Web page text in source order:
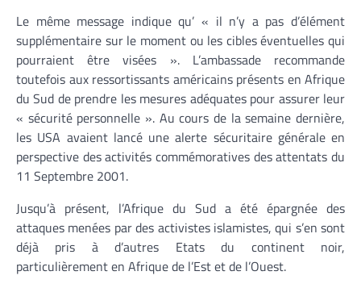
Le même message indique qu’ « il n’y a pas d’élément
supplémentaire sur le moment ou les cibles éventuelles qui
pourraient être visées ». L’ambassade recommande
toutefois aux ressortissants américains présents en Afrique
du Sud de prendre les mesures adéquates pour assurer leur
« sécurité personnelle ». Au cours de la semaine dernière,
les USA avaient lancé une alerte sécuritaire générale en
perspective des activités commémoratives des attentats du
11 Septembre 2001.
Jusqu’à présent, l’Afrique du Sud a été épargnée des
attaques menées par des activistes islamistes, qui s’en sont
déjà pris à d’autres Etats du continent noir,
particulièrement en Afrique de l’Est et de l’Ouest.